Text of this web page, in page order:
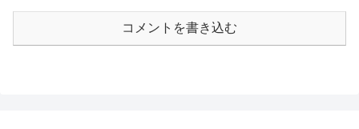
コメントを書き込む